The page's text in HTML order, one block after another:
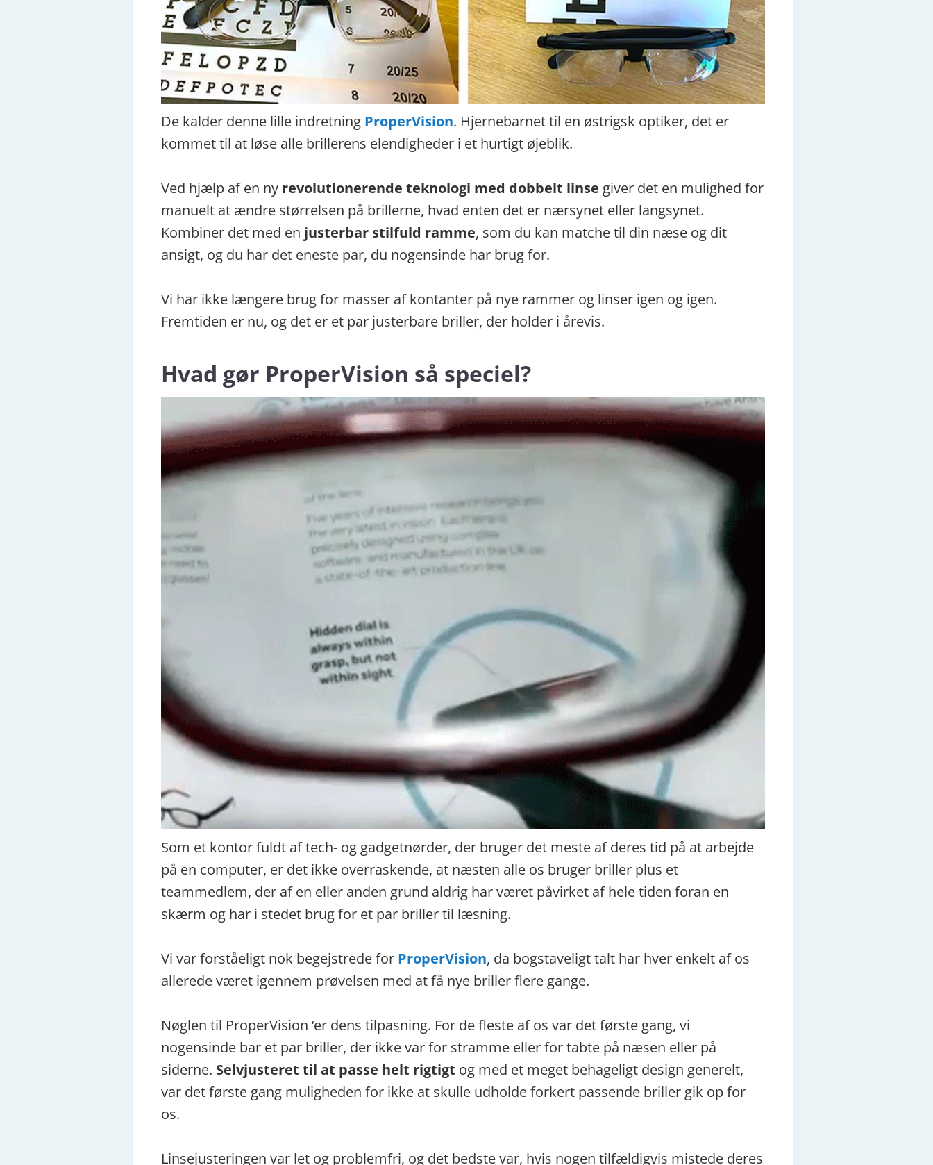
De kalder denne lille indretning ProperVision. Hjernebarnet til en østrigsk optiker, det er
kommet til at løse alle brillerens elendigheder i et hurtigt øjeblik.
Ved hjælp af en ny revolutionerende teknologi med dobbelt linse giver det en mulighed for
manuelt at ændre størrelsen på brillerne, hvad enten det er nærsynet eller langsynet.
Kombiner det med en justerbar stilfuld ramme, som du kan matche til din næse og dit
ansigt, og du har det eneste par, du nogensinde har brug for.
Vi har ikke længere brug for masser af kontanter på nye rammer og linser igen og igen.
Fremtiden er nu, og det er et par justerbare briller, der holder i årevis.
Hvad gør ProperVision så speciel?
Som et kontor fuldt af tech- og gadgetnørder, der bruger det meste af deres tid på at arbejde
på en computer, er det ikke overraskende, at næsten alle os bruger briller plus et
teammedlem, der af en eller anden grund aldrig har været påvirket af hele tiden foran en
skærm og har i stedet brug for et par briller til læsning.
Vi var forståeligt nok begejstrede for ProperVision, da bogstaveligt talt har hver enkelt af os
allerede været igennem prøvelsen med at få nye briller flere gange.
Nøglen til ProperVision ‘er dens tilpasning. For de fleste af os var det første gang, vi
nogensinde bar et par briller, der ikke var for stramme eller for tabte på næsen eller på
siderne. Selvjusteret til at passe helt rigtigt og med et meget behageligt design generelt,
var det første gang muligheden for ikke at skulle udholde forkert passende briller gik op for
os.
Linsejusteringen var let og problemfri, og det bedste var, hvis nogen tilfældigvis mistede deres